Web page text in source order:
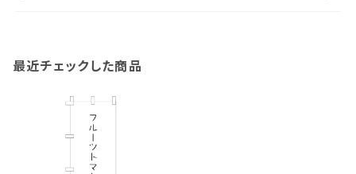
最近チェックした商品